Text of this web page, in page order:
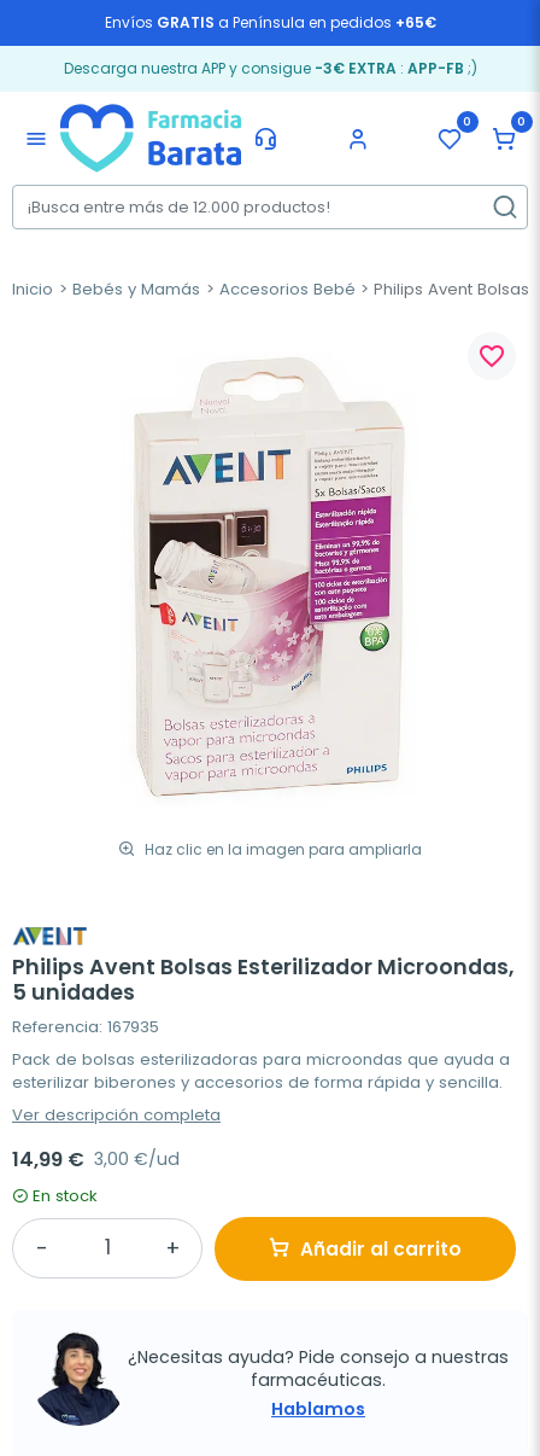
Envíos GRATIS a Península en pedidos +65€
Descarga nuestra APP y consigue -3€ EXTRA: APP-FB ;)
menu
0 0
Inicio Bebés y Mamás Accesorios Bebé Philips Avent
Haz clic en la imagen para ampliarla
favorite_border
Philips Avent Bolsas Esterilizador Microondas,
5 unidades
Referencia: 167935
Pack de bolsas esterilizadoras para microondas que ayuda a
esterilizar biberones y accesorios de forma rápida y sencilla.
Ver descripción completa
14,99 € 3,00 €/ud
En stock
Añadir al carrito
¿Necesitas ayuda? Pide consejo a nuestras
farmacéuticas.
Hablamos